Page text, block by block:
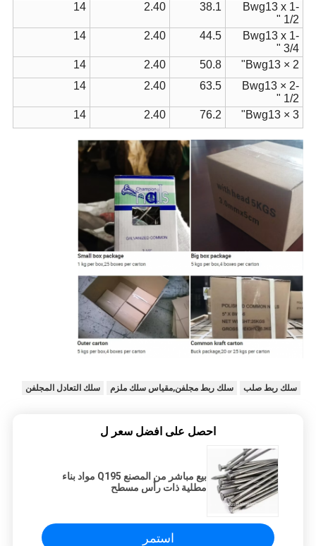
Bwg13 x 1-
1/2 "
38.1
2.40
14
Bwg13 x 1-
3/4 "
44.5
2.40
14
Bwg13 × 2"
50.8
2.40
14
Bwg13 × 2-
1/2 "
63.5
2.40
14
Bwg13 × 3"
76.2
2.40
14
سلك ربط صلب سلك ربط مجلفن,مقياس سلك ملزم سلك التعادل المجلفن
احصل على افضل سعر ل
بيع مباشر من المصنع Q195 مواد بناء
مطلية ذات رأس مسطح
استمر